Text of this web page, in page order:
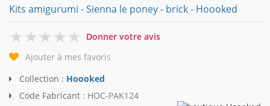
Kits amigurumi - Sienna le poney - brick - Hoooked
0
Donner votre avis
Ajouter à mes favoris
Collection : Hoooked
Code Fabricant : HOC-PAK124